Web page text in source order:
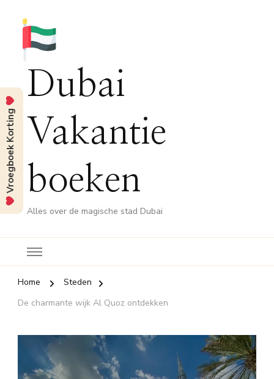
Dubai
Vakantie
boeken
Alles over de magische stad Dubai
Home
Steden
De charmante wijk Al Quoz ontdekken
Vroegboek Korting